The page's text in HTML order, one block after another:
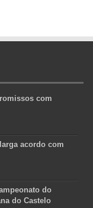
com
acordo com
do
do Castelo